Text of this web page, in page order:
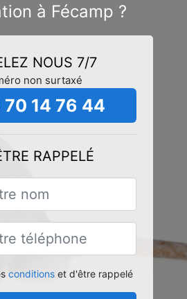
à Fécamp ?
NOUS 7/7
non surtaxé
14 76 44
RAPPELÉ
conditionset d'être rappelé